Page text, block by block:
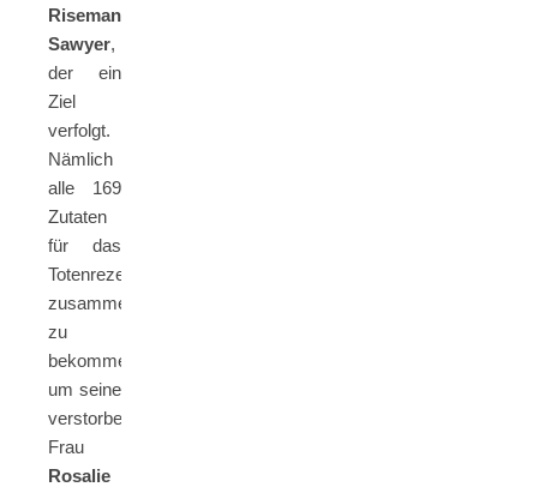
Riseman
Sawyer,
der ein
Ziel
verfolgt.
Nämlich
alle 169
Zutaten
für das
Totenrezept
zusammen
zu
bekommen,
um seine
verstorbene
Frau
Rosalie